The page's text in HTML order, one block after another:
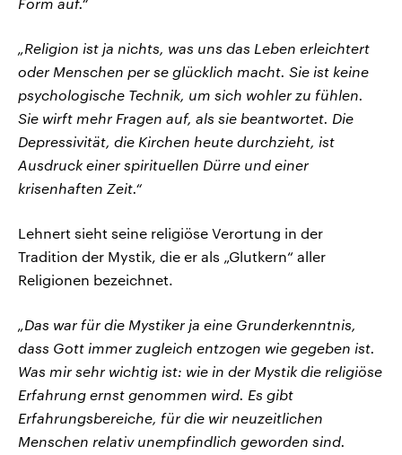
Form auf.“
„Religion ist ja nichts, was uns das Leben erleichtert
oder Menschen per se glücklich macht. Sie ist keine
psychologische Technik, um sich wohler zu fühlen.
Sie wirft mehr Fragen auf, als sie beantwortet. Die
Depressivität, die Kirchen heute durchzieht, ist
Ausdruck einer spirituellen Dürre und einer
krisenhaften Zeit.“
Lehnert sieht seine religiöse Verortung in der
Tradition der Mystik, die er als „Glutkern“ aller
Religionen bezeichnet.
„Das war für die Mystiker ja eine Grunderkenntnis,
dass Gott immer zugleich entzogen wie gegeben ist.
Was mir sehr wichtig ist: wie in der Mystik die religiöse
Erfahrung ernst genommen wird. Es gibt
Erfahrungsbereiche, für die wir neuzeitlichen
Menschen relativ unempfindlich geworden sind.